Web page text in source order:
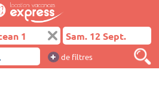
+ de filtres